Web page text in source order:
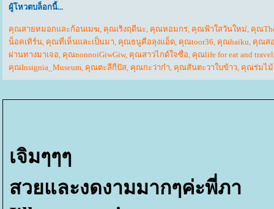
ผู้โหวตบล็อกนี้...
คุณสายหมอกและก้อนเมฆ คุณเริงฤดีนะ คุณหอมกร คุณฟ้าใสวันใหม่ คุณ
น็อคเทิร์น คุณที่เห็นและเป็นมา คุณธนูคือลุงแอ็ด คุณtoor36 คุณhaiku คุณส
ผ่านทางมาเจอ คุณnonnoiGiwGiw, คุณสาวไกด์ใจซื่อ คุณlife for eat and travel
คุณInsignia_Museum คุณตะลีกีปัส คุณกะว่าก๋า คุณสันตะวาใบข้าว คุณร่มไม้
เจิมๆๆๆ
สวยและงดงามมากๆค่ะพี่ภา